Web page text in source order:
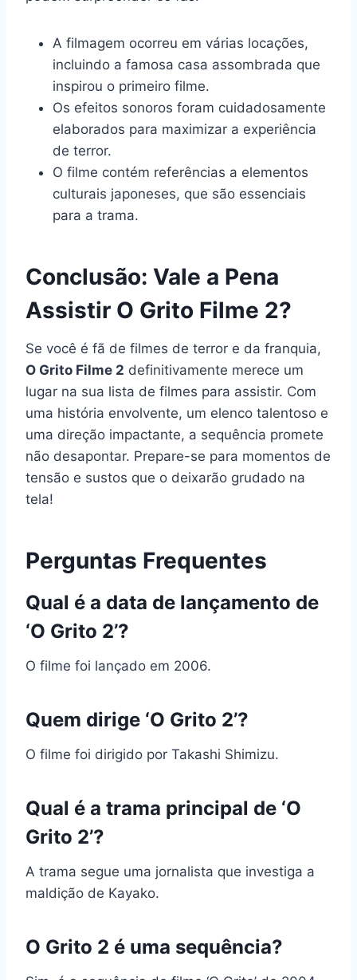
A filmagem ocorreu em várias locações,
incluindo a famosa casa assombrada que
inspirou o primeiro filme.
Os efeitos sonoros foram cuidadosamente
elaborados para maximizar a experiência
de terror.
O filme contém referências a elementos
culturais japoneses, que são essenciais
para a trama.
Conclusão: Vale a Pena
Assistir O Grito Filme 2?
Se você é fã de filmes de terror e da franquia,
O Grito Filme 2 definitivamente merece um
lugar na sua lista de filmes para assistir. Com
uma história envolvente, um elenco talentoso e
uma direção impactante, a sequência promete
não desapontar. Prepare-se para momentos de
tensão e sustos que o deixarão grudado na
tela!
Perguntas Frequentes
Qual é a data de lançamento de
‘O Grito 2’?
O filme foi lançado em 2006.
Quem dirige ‘O Grito 2’?
O filme foi dirigido por Takashi Shimizu.
Qual é a trama principal de ‘O
Grito 2’?
A trama segue uma jornalista que investiga a
maldição de Kayako.
O Grito 2 é uma sequência?